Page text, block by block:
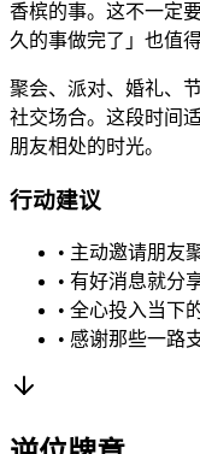
香槟的事。这不一定
久的事做完了」也值
聚会、派对、婚礼、
社交场合。这段时间
朋友相处的时光。
行动建议
• 主动邀请朋友
• 有好消息就分
• 全心投入当下
• 感谢那些一路